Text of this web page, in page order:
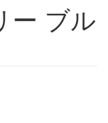
ー ブル